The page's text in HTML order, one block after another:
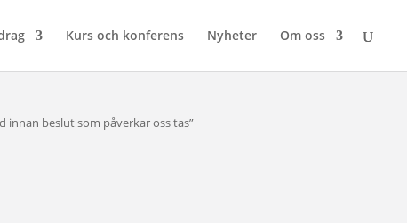
Kurs och konferens Nyheter Om oss
innan beslut som påverkar oss tas”